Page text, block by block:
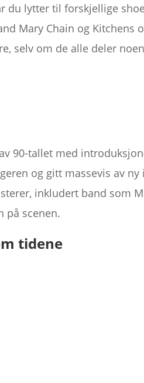
du lytter til forskjellige
Mary Chain og Kitchens
selv om de alle deler
90-tallet med
og gitt massevis av ny
inkludert band som
på scenen.
tidene